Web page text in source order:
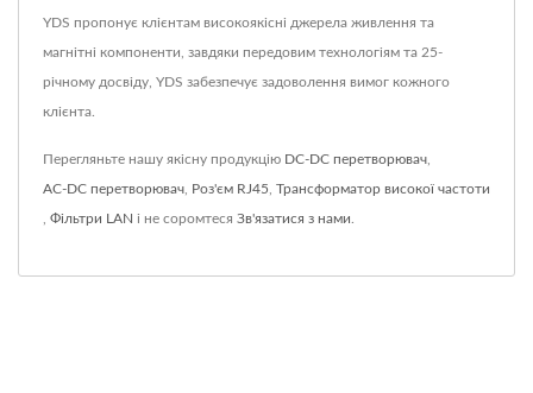
YDS пропонує клієнтам високоякісні джерела живлення та
магнітні компоненти, завдяки передовим технологіям та 25-
річному досвіду, YDS забезпечує задоволення вимог кожного
клієнта.
Перегляньте нашу якісну продукцію DC-DC перетворювач
AC-DC перетворювач Роз'єм RJ45 Трансформатор високої частоти
Фільтри LAN і не соромтеся Зв'язатися з нами